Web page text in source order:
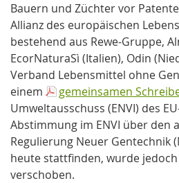
Bauern und Züchter vor
Allianz des europäischen
bestehend aus Rewe-Gruppe,
EcorNaturaSì (Italien), Odin
Verband Lebensmittel ohne
einem
gemeinsamen
Umweltausschuss (ENVI) des
Abstimmung im ENVI über den
Regulierung Neuer Gentechnik
heute stattfinden, wurde
verschoben.